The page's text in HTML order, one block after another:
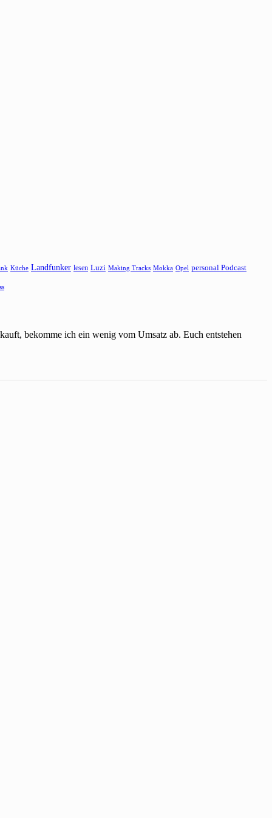
Küche Landfunker lesen Luzi Making Tracks Mokka Opel personal Podcast
bekomme ich ein wenig vom Umsatz ab. Euch entstehen